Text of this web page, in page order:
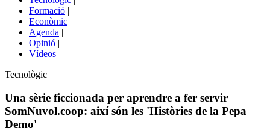
Formació |
Econòmic |
Agenda |
Opinió |
Vídeos
Àmbit
la
notícia
Tecnològic
Una sèrie ficcionada per aprendre a fer servir
SomNuvol.coop: així són les 'Històries de la Pepa
Demo'